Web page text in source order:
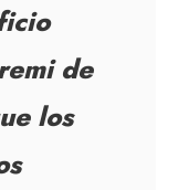
de
los